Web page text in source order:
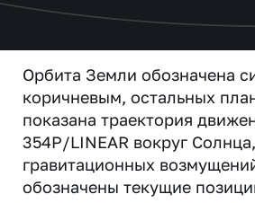
Орбита Земли обозначена
коричневым, остальных
показана траектория
354P/LINEAR вокруг
гравитационных
обозначены текущие